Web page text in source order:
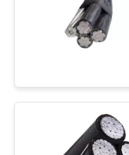
PRIVACY